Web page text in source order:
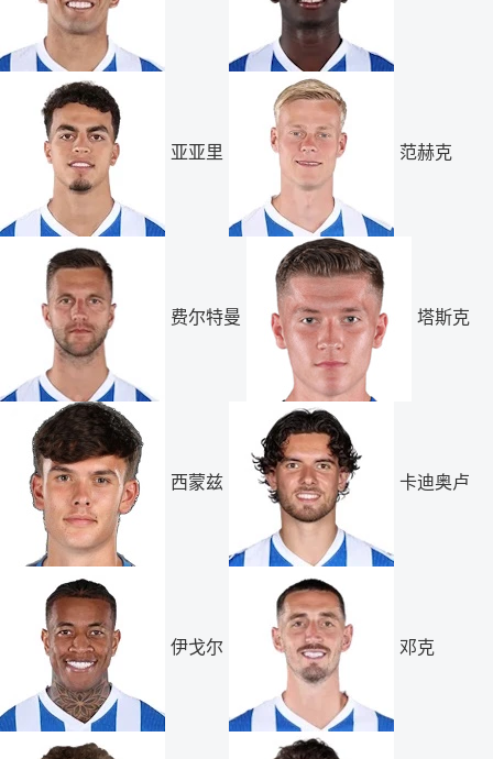
亚亚里 范赫克
费尔特曼 塔斯克
西蒙兹 卡迪奥卢
伊戈尔 邓克